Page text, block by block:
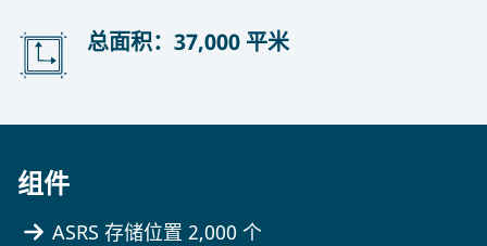
总面积：37,000 平米
组件
ASRS 存储位置 2,000 个